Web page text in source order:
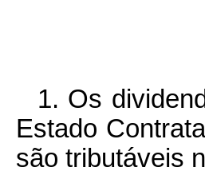
1. Os
Estado
são tributáveis